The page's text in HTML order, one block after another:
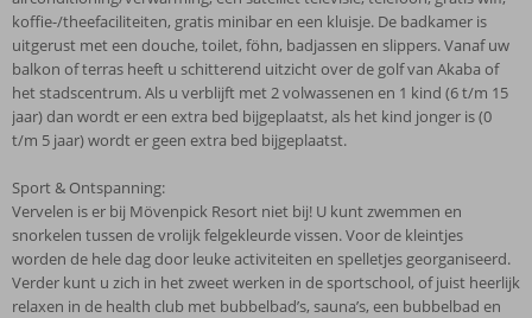
koffie-/theefaciliteiten, gratis minibar en een kluisje. De badkamer is
uitgerust met een douche, toilet, föhn, badjassen en slippers. Vanaf uw
balkon of terras heeft u schitterend uitzicht over de golf van Akaba of
het stadscentrum. Als u verblijft met 2 volwassenen en 1 kind (6 t/m 15
jaar) dan wordt er een extra bed bijgeplaatst, als het kind jonger is (0
t/m 5 jaar) wordt er geen extra bed bijgeplaatst.
Sport & Ontspanning:
Vervelen is er bij Mövenpick Resort niet bij! U kunt zwemmen en
snorkelen tussen de vrolijk felgekleurde vissen. Voor de kleintjes
worden de hele dag door leuke activiteiten en spelletjes georganiseerd.
Verder kunt u zich in het zweet werken in de sportschool, of juist heerlijk
relaxen in de health club met bubbelbad’s, sauna’s, een bubbelbad en